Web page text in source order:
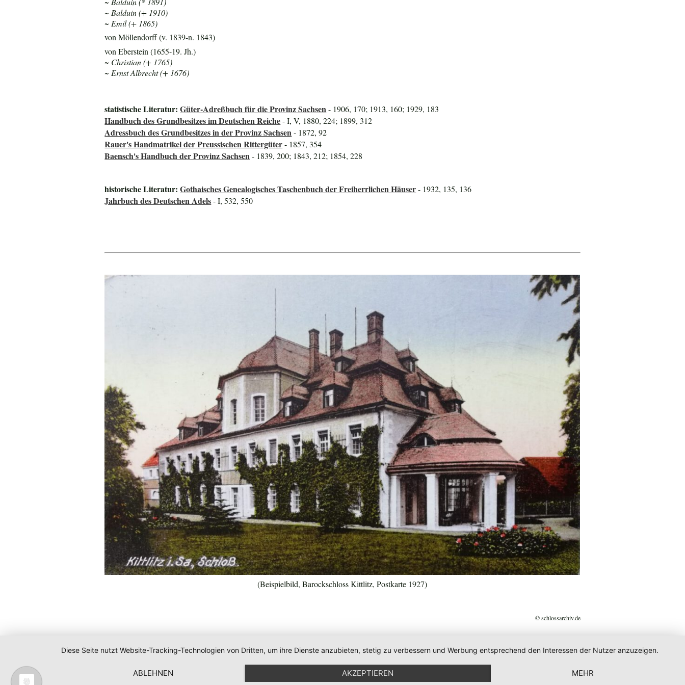
~ Balduin (+ 1910)
~ Emil (+ 1865)
von Möllendorff (v. 1839-n. 1843)
von Eberstein (1655-19. Jh.)
~ Christian (+ 1765)
~ Ernst Albrecht (+ 1676)
statistische Literatur:Güter-Adreßbuch für die Provinz Sachsen - 1906, 170; 1913, 160; 1929, 183
Handbuch des Grundbesitzes im Deutschen Reiche- I, V, 1880, 224; 1899, 312
Adressbuch des Grundbesitzes in der Provinz Sachsen - 1872, 92
Rauer's Handmatrikel der Preussischen Rittergüter- 1857, 354
Baensch's Handbuch der Provinz Sachsen - 1839, 200; 1843, 212; 1854, 228
historische Literatur:Gothaisches Genealogisches Taschenbuch der Freiherrlichen Häuser- 1932, 135, 136
Jahrbuch des Deutschen Adels- I, 532, 550
(Beispielbild, Barockschloss Kittlitz, Postkarte 1927)
© schlossarchiv.de
Diese Seite nutzt Website-Tracking-Technologien von Dritten, um ihre Dienste anzubieten, stetig zu verbessern und Werbung entsprechend den Interessen der Nutzer anzuzeigen.
ABLEHNEN AKZEPTIEREN MEHR